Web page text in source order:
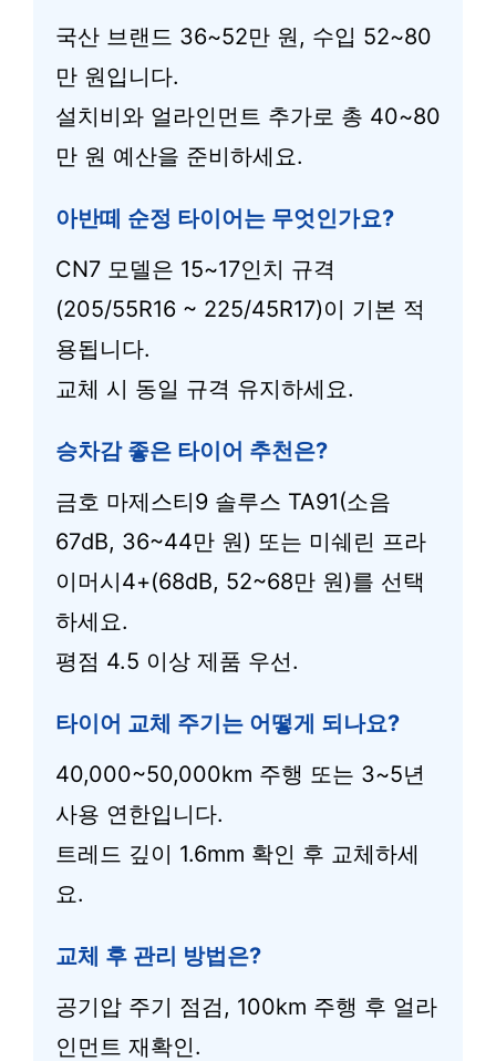
국산 브랜드 36~52만 원, 수입 52~80
만 원입니다.
설치비와 얼라인먼트 추가로 총 40~80
만 원 예산을 준비하세요.
아반떼 순정 타이어는 무엇인가요?
CN7 모델은 15~17인치 규격
(205/55R16 ~ 225/45R17)이 기본 적
용됩니다.
교체 시 동일 규격 유지하세요.
승차감 좋은 타이어 추천은?
금호 마제스티9 솔루스 TA91(소음
67dB, 36~44만 원) 또는 미쉐린 프라
이머시4+(68dB, 52~68만 원)를 선택
하세요.
평점 4.5 이상 제품 우선.
타이어 교체 주기는 어떻게 되나요?
40,000~50,000km 주행 또는 3~5년
사용 연한입니다.
트레드 깊이 1.6mm 확인 후 교체하세
요.
교체 후 관리 방법은?
공기압 주기 점검, 100km 주행 후 얼라
인먼트 재확인.